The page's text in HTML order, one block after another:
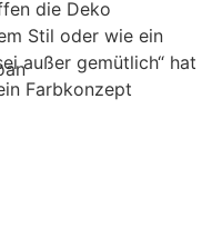
die Deko
Stil oder wie ein
außer gemütlich“ hat
Farbkonzept